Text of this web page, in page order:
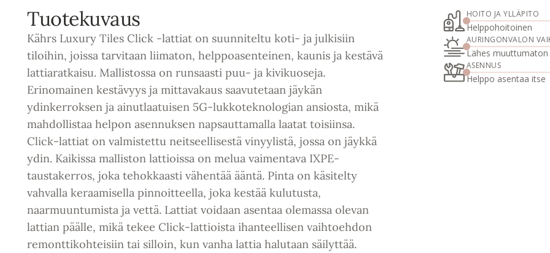
Tuotekuvaus
Kährs Luxury Tiles Click -lattiat on suunniteltu koti- ja julkisiin
tiloihin, joissa tarvitaan liimaton, helppoasenteinen, kaunis ja kestävä
lattiaratkaisu. Mallistossa on runsaasti puu- ja kivikuoseja.
Erinomainen kestävyys ja mittavakaus saavutetaan jäykän
ydinkerroksen ja ainutlaatuisen 5G-lukkoteknologian ansiosta, mikä
mahdollistaa helpon asennuksen napsauttamalla laatat toisiinsa.
Click-lattiat on valmistettu neitseellisestä vinyylistä, jossa on jäykkä
ydin. Kaikissa malliston lattioissa on melua vaimentava IXPE-
taustakerros, joka tehokkaasti vähentää ääntä. Pinta on käsitelty
vahvalla keraamisella pinnoitteella, joka kestää kulutusta,
naarmuuntumista ja vettä. Lattiat voidaan asentaa olemassa olevan
lattian päälle, mikä tekee Click-lattioista ihanteellisen vaihtoehdon
remonttikohteisiin tai silloin, kun vanha lattia halutaan säilyttää.
HOITO JA YLLÄPITO
Helppohoitoinen
AURINGONVALON
Lähes muuttumaton
ASENNUS
Helppo asentaa itse